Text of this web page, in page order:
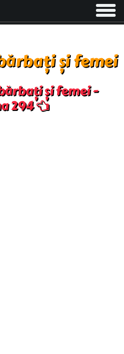
Toggle
și femei
și femei -
294